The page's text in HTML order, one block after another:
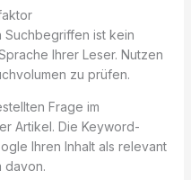
Suchbegriffen ist kein
Ihrer Leser. Nutzen
zu prüfen.
Frage im
Artikel. Die Keyword-
Ihren Inhalt als relevant
davon.